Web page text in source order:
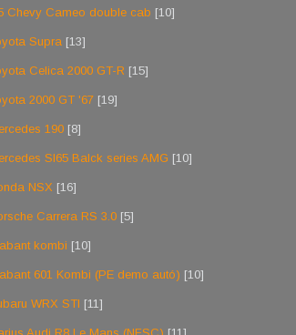
Chevy Cameo double cab [10]
Supra [13]
Celica 2000 GT-R [15]
2000 GT '67 [19]
190 [8]
Sl65 Balck series AMG [10]
NSX [16]
Carrera RS 3.0 [5]
kombi [10]
601 Kombi (PE demo autó) [10]
WRX STI [11]